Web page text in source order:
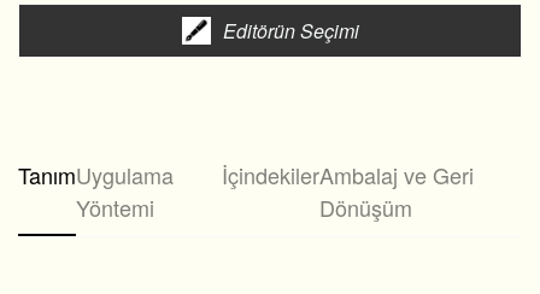
Editörün Seçimi
TanımUygulama
Yöntemi
İçindekilerAmbalaj ve Geri
Dönüşüm